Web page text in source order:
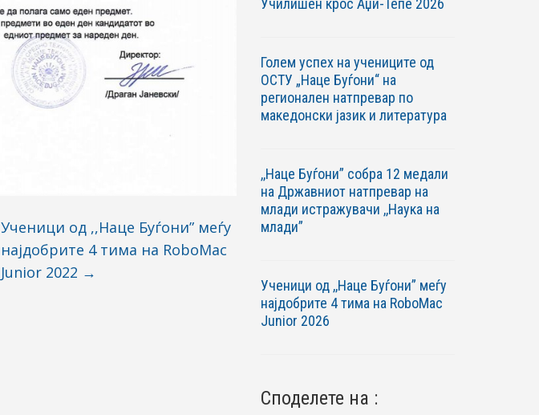
Ученици од ,,Наце Буѓони” меѓу
најдобрите 4 тима на RoboМac
Junior 2022 →
Училишен крос Аџи-Тепе 2026
Голем успех на учениците од
ОСТУ „Наце Буѓони“ на
регионален натпревар по
македонски јазик и литература
,,Наце Буѓони” собра 12 медали
на Државниот натпревар на
млади истражувачи ,,Наука на
млади”
Ученици од ,,Наце Буѓони” меѓу
најдобрите 4 тима на RoboМac
Junior 2026
Споделете на :